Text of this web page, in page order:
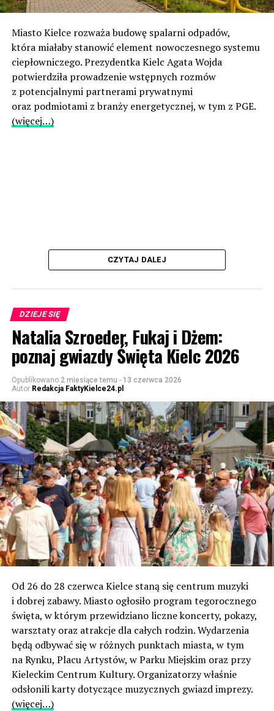
Miasto Kielce rozważa budowę spalarni odpadów,
która miałaby stanowić element nowoczesnego systemu
ciepłowniczego. Prezydentka Kielc Agata Wojda
potwierdziła prowadzenie wstępnych rozmów
z potencjalnymi partnerami prywatnymi
oraz podmiotami z branży energetycznej, w tym z PGE.
(więcej…)
CZYTAJ DALEJ
DZIEJE SIĘ
Natalia Szroeder, Fukaj i Dżem:
poznaj gwiazdy Święta Kielc 2026
Opublikowano 2 miesiące temu - 13 czerwca 2026
Autor Redakcja FaktyKielce24.pl
Od 26 do 28 czerwca Kielce staną się centrum muzyki
i dobrej zabawy. Miasto ogłosiło program tegorocznego
święta, w którym przewidziano liczne koncerty, pokazy,
warsztaty oraz atrakcje dla całych rodzin. Wydarzenia
będą odbywać się w różnych punktach miasta, w tym
na Rynku, Placu Artystów, w Parku Miejskim oraz przy
Kieleckim Centrum Kultury. Organizatorzy właśnie
odsłonili karty dotyczące muzycznych gwiazd imprezy.
(więcej…)